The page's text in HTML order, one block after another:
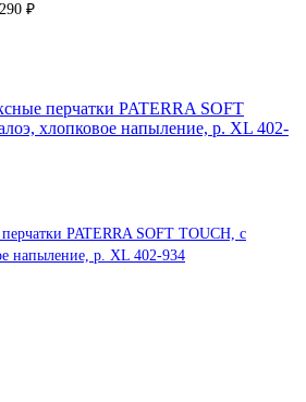
₽
PATERRA SOFT TOUCH, с
напыление, р. XL 402-934